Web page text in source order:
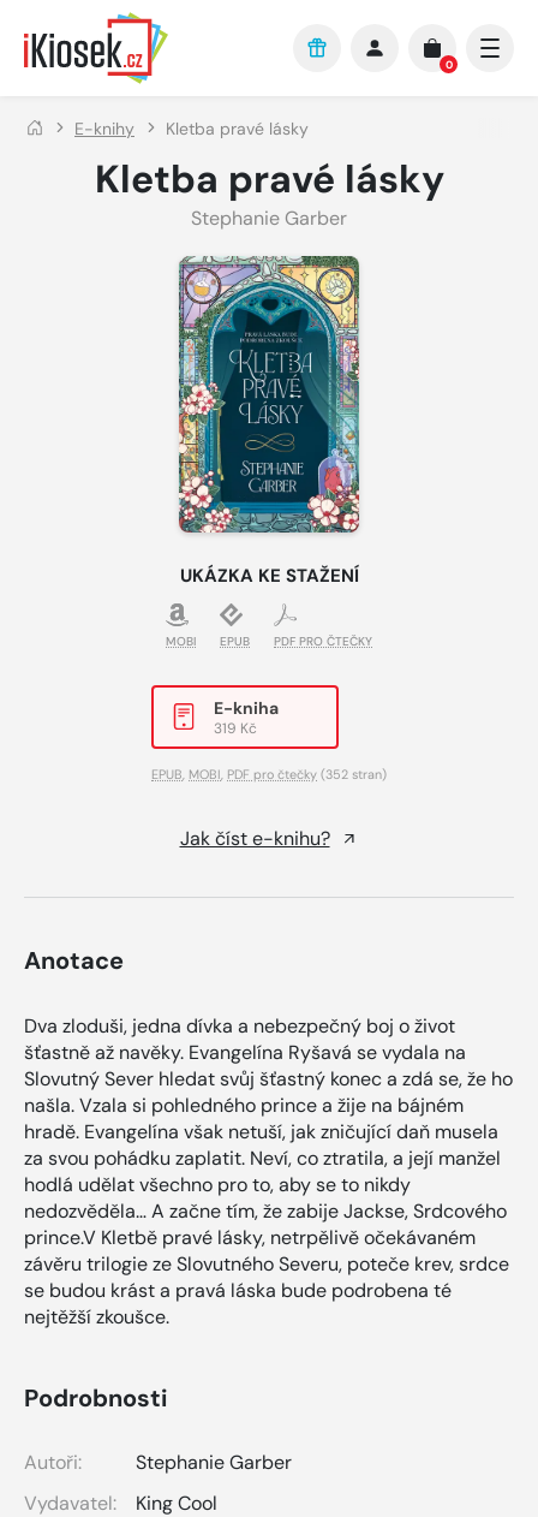
Přejít na hlavní obsah
0
E-knihy Kletba pravé lásky
Kletba pravé lásky
Stephanie Garber
UKÁZKA KE STAŽENÍ
MOBI EPUB PDF PRO ČTEČKY
E-kniha
319 Kč
EPUB MOBI PDF pro čtečky (352 stran)
Jak číst e-knihu?
Anotace
Dva zloduši, jedna dívka a nebezpečný boj o život
šťastně až navěky. Evangelína Ryšavá se vydala na
Slovutný Sever hledat svůj šťastný konec a zdá se, že ho
našla. Vzala si pohledného prince a žije na bájném
hradě. Evangelína však netuší, jak zničující daň musela
za svou pohádku zaplatit. Neví, co ztratila, a její manžel
hodlá udělat všechno pro to, aby se to nikdy
nedozvěděla… A začne tím, že zabije Jackse, Srdcového
prince.V Kletbě pravé lásky, netrpělivě očekávaném
závěru trilogie ze Slovutného Severu, poteče krev, srdce
se budou krást a pravá láska bude podrobena té
nejtěžší zkoušce.
Podrobnosti
Autoři:
Stephanie Garber
Vydavatel:
King Cool